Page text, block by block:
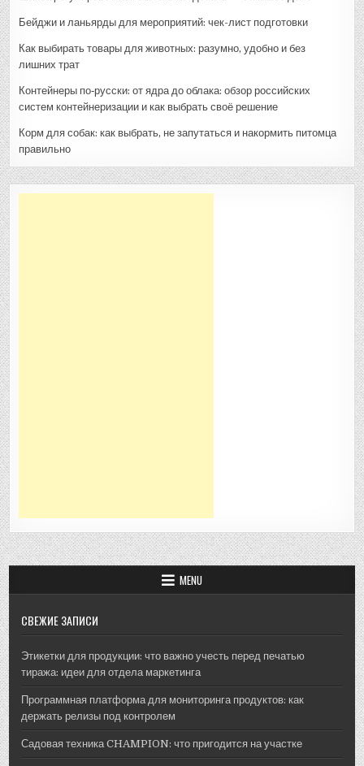
Бейджи и ланьярды для мероприятий: чек-лист подготовки
Как выбирать товары для животных: разумно, удобно и без
лишних трат
Контейнеры по‑русски: от ядра до облака: обзор российских
систем контейнеризации и как выбрать своё решение
Корм для собак: как выбрать, не запутаться и накормить питомца
правильно
MENU
СВЕЖИЕ ЗАПИСИ
Этикетки для продукции: что важно учесть перед печатью
тиража: идеи для отдела маркетинга
Программная платформа для мониторинга продуктов: как
держать релизы под контролем
Садовая техника CHAMPION: что пригодится на участке